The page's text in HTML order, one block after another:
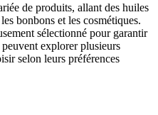
de produits, allant des huiles
bonbons et les cosmétiques.
sélectionné pour garantir
explorer plusieurs
selon leurs préférences